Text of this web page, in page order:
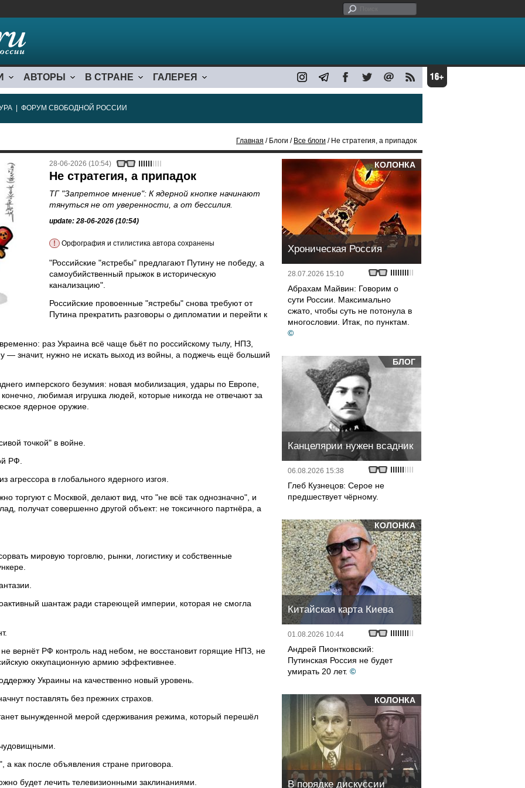
АВТОРЫ В СТРАНЕ ГАЛЕРЕЯ
ФОРУМ СВОБОДНОЙ РОССИИ
Главная / Блоги / Все блоги / Не стратегия, а припадок
28-06-2026 (10:54)
Не стратегия, а припадок
ТГ "Запретное мнение": К ядерной кнопке начинают
тянуться не от уверенности, а от бессилия.
update: 28-06-2026 (10:54)
! Орфография и стилистика автора сохранены
"Российские "ястребы" предлагают Путину не победу, а
самоубийственный прыжок в историческую
канализацию".
Российские провоенные "ястребы" снова требуют от
Путина прекратить разговоры о дипломатии и перейти к
раз Украина всё чаще бьёт по российскому тылу, НПЗ,
— значит, нужно не искать выход из войны, а поджечь ещё больший
имперского безумия: новая мобилизация, удары по Европе,
любимая игрушка людей, которые никогда не отвечают за
ядерное оружие.
точкой" в войне.
РФ.
в глобального ядерного изгоя.
торгуют с Москвой, делают вид, что "не всё так однозначно", и
получат совершенно другой объект: не токсичного партнёра, а
мировую торговлю, рынки, логистику и собственные
шантаж ради стареющей империи, которая не смогла
не вернёт РФ контроль над небом, не восстановит горящие НПЗ, не
оккупационную армию эффективнее.
Украины на качественно новый уровень.
поставлять без прежних страхов.
вынужденной мерой сдерживания режима, который перешёл
как после объявления стране приговора.
будет лечить телевизионными заклинаниями.
КОЛОНКА
Хроническая Россия
28.07.2026 15:10
Абрахам Майвин: Говорим о
сути России. Максимально
сжато, чтобы суть не потонула в
многословии. Итак, по пунктам.
©
БЛОГ
Канцелярии нужен всадник
06.08.2026 15:38
Глеб Кузнецов: Серое не
предшествует чёрному.
КОЛОНКА
Китайская карта Киева
01.08.2026 10:44
Андрей Пионтковский:
Путинская Россия не будет
умирать 20 лет. ©
КОЛОНКА
В порядке дискуссии